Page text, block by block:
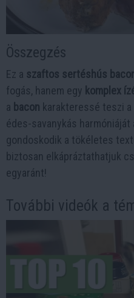
Összegzés
Ez a szaftos sertéshús
fogás, hanem egy komplex
a bacon karakteressé teszi a
édes-savanykás harmóniáját
gondoskodik a tökéletes
biztosan elkápráztathatjuk
egyaránt!
További videók a